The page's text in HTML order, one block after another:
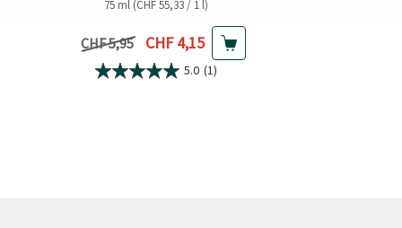
75 ml (CHF 55,33 / 1 l)
Prix précédent
CHF 5,95 Prix actuel
CHF 4,15
5.0 (1)